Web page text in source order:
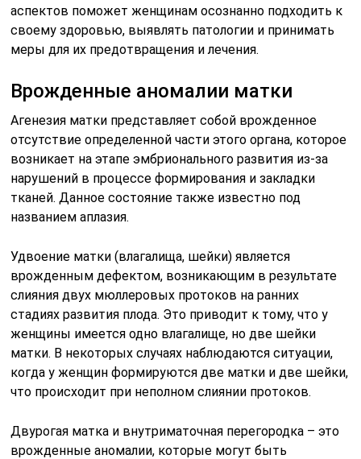
аспектов поможет женщинам осознанно подходить к
своему здоровью, выявлять патологии и принимать
меры для их предотвращения и лечения.
Врожденные аномалии матки
Агенезия матки представляет собой врожденное
отсутствие определенной части этого органа, которое
возникает на этапе эмбрионального развития из-за
нарушений в процессе формирования и закладки
тканей. Данное состояние также известно под
названием аплазия.
Удвоение матки (влагалища, шейки) является
врожденным дефектом, возникающим в результате
слияния двух мюллеровых протоков на ранних
стадиях развития плода. Это приводит к тому, что у
женщины имеется одно влагалище, но две шейки
матки. В некоторых случаях наблюдаются ситуации,
когда у женщин формируются две матки и две шейки,
что происходит при неполном слиянии протоков.
Двурогая матка и внутриматочная перегородка – это
врожденные аномалии, которые могут быть